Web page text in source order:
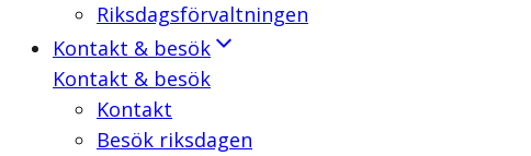
Riksdagsförvaltningen
Kontakt & besök
Kontakt & besök
Kontakt
Besök riksdagen